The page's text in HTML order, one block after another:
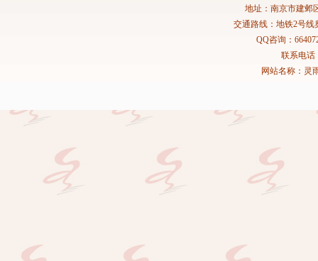
地址：南京市建邺
交通路线：地铁2号线
QQ咨询：
联系电话
网站名称：灵